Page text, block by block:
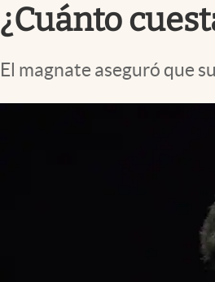
¿Cuánto
El magnate aseguró que